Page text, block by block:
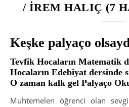
/ İREM HALIÇ (7
Keşke palyaço
Tevfik Hocaların Matematik
Hocaların Edebiyat dersinde
O zaman kalk gel Palyaço
Muhtemelen öğrenci olan sevgili okur, taştan duvarlar